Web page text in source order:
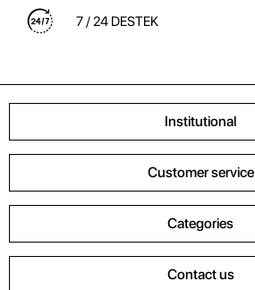
7 / 24 DESTEK
Institutional
Customer service
Categories
Contact us